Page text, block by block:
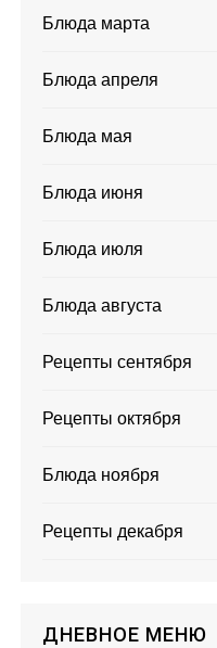
Блюда марта
Блюда апреля
Блюда мая
Блюда июня
Блюда июля
Блюда августа
Рецепты сентября
Рецепты октября
Блюда ноября
Рецепты декабря
ДНЕВНОЕ МЕНЮ